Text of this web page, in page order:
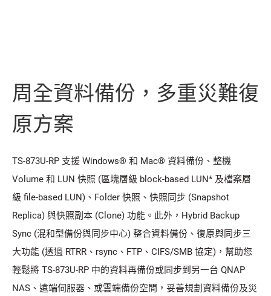
周全資料備份，多重災難復
原方案
TS-873U-RP 支援 Windows® 和 Mac® 資料備份、整機
Volume 和 LUN 快照 (區塊層級 block-based LUN* 及檔案層
級 file-based LUN)、Folder 快照、快照同步 (Snapshot
Replica) 與快照副本 (Clone) 功能。此外，Hybrid Backup
Sync (混和型備份與同步中心) 整合資料備份、復原與同步三
大功能 (透過 RTRR、rsync、FTP、CIFS/SMB 協定)，幫助您
輕鬆將 TS-873U-RP 中的資料再備份或同步到另一台 QNAP
NAS、遠端伺服器、或雲端備份空間，妥善規劃資料備份及災